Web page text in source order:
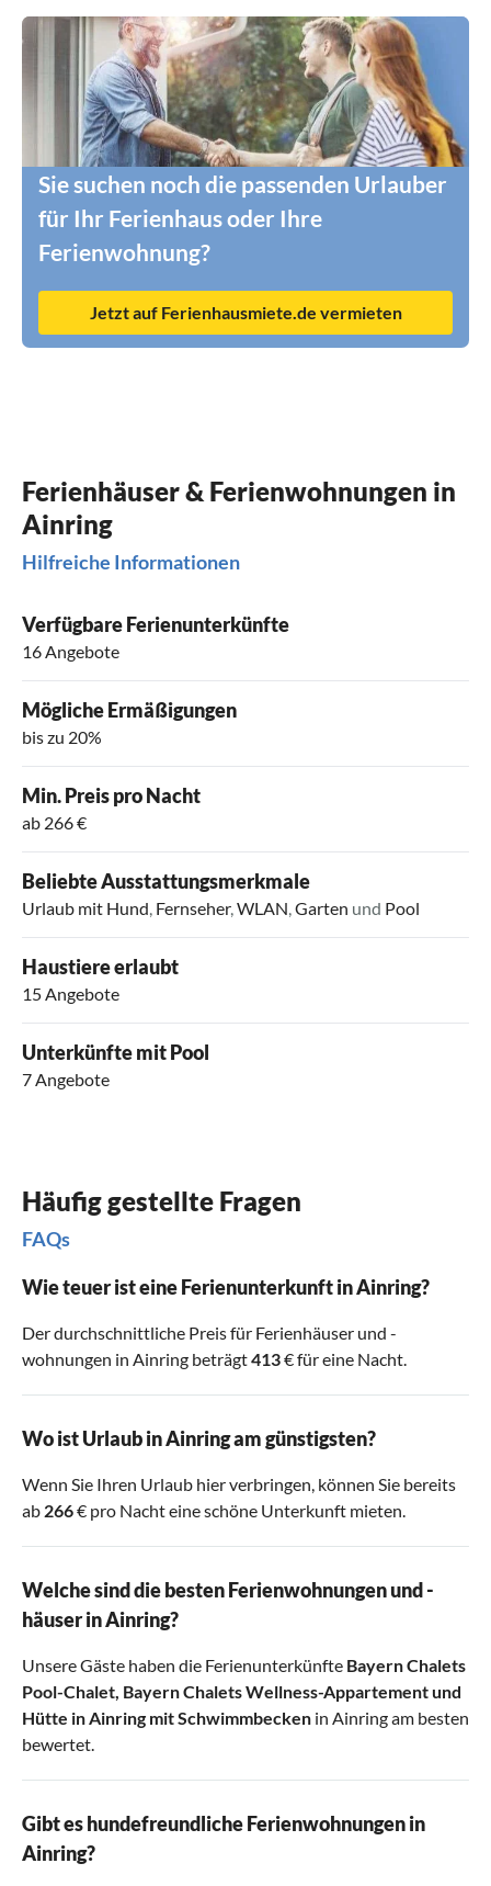
Sie suchen noch die passenden Urlauber
für Ihr Ferienhaus oder Ihre
Ferienwohnung?
Jetzt auf Ferienhausmiete.de vermieten
Ferienhäuser & Ferienwohnungen in
Ainring
Hilfreiche Informationen
Verfügbare Ferienunterkünfte
16 Angebote
Mögliche Ermäßigungen
bis zu 20%
Min. Preis pro Nacht
ab 266 €
Beliebte Ausstattungsmerkmale
Urlaub mit Hund, Fernseher,WLAN,Garten und Pool
Haustiere erlaubt
15 Angebote
Unterkünfte mit Pool
7 Angebote
Häufig gestellte Fragen
FAQs
Wie teuer ist eine Ferienunterkunft in Ainring?
Der durchschnittliche Preis für Ferienhäuser und -
wohnungen in Ainring beträgt413€ für eine Nacht.
Wo ist Urlaub in Ainring am günstigsten?
Wenn Sie Ihren Urlaub hier verbringen, können Sie bereits
ab 266€ pro Nacht eine schöne Unterkunft mieten.
Welche sind die besten Ferienwohnungen und -
häuser in Ainring?
Unsere Gäste haben die Ferienunterkünfte Bayern Chalets
Pool-Chalet, Bayern Chalets Wellness-Appartementund
Hütte in Ainring mit Schwimmbecken in Ainring am besten
bewertet.
Gibt es hundefreundliche Ferienwohnungen in
Ainring?